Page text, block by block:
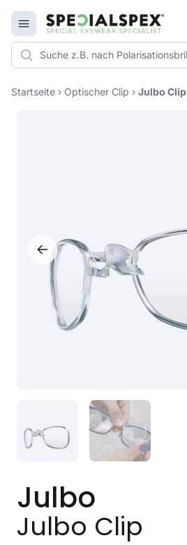
Open menu
Specialspex Logo
Startseite › Optischer Clip › Julbo Clip
Julbo
Julbo Clip